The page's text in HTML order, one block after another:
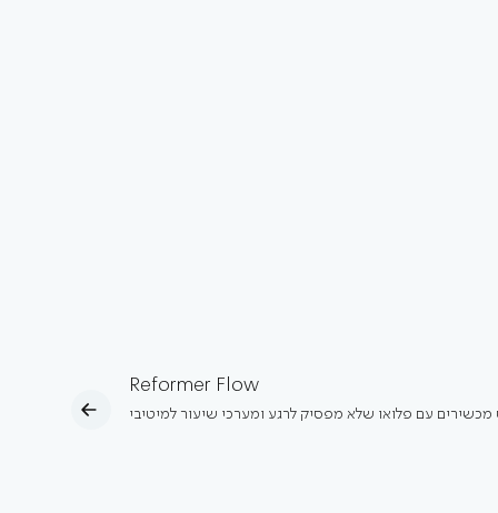
Reformer Flow
מכשירים עם פלואו שלא מפסיק לרגע ומערכי שיעור למיטיבי